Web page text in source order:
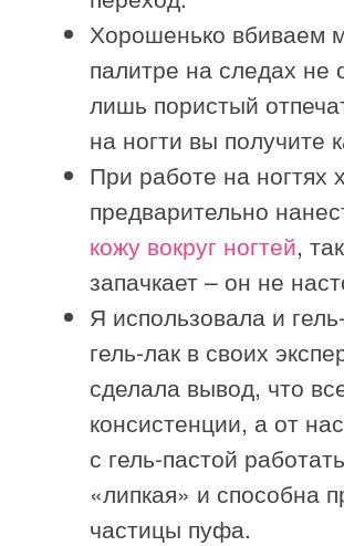
Хорошенько вбиваем
палитре на следах не
лишь пористый
на ногти вы получите
При работе на ногтях
предварительно
кожу вокруг ногтей,
запачкает – он не
Я использовала и
гель-лак в своих
сделала вывод, что
консистенции, а от
с гель-пастой
«липкая» и способна
частицы пуфа.